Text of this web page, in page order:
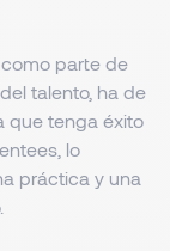
parte de
talento, ha de
que tenga éxito
lo
práctica y una